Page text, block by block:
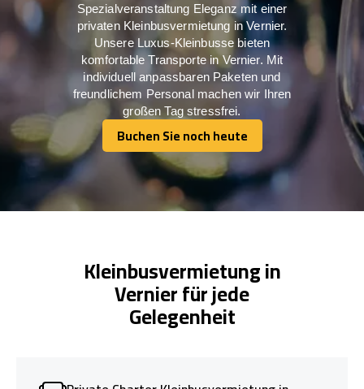
Spezialveranstaltung Eleganz mit einer
privaten Kleinbusvermietung in Vernier.
Unsere Luxus-Kleinbusse bieten
komfortable Transporte in Vernier. Mit
individuell anpassbaren Paketen und
freundlichem Personal machen wir Ihren
großen Tag stressfrei.
Buchen Sie noch heute
Buchen Sie noch heute
Kleinbusvermietung in
Vernier für jede
Gelegenheit